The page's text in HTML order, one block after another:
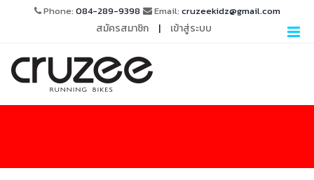
Phone: 084-289-9398 Email: cruzeekidz@gmail.com
สมัครสมาชิก | เข้าสู่ระบบ